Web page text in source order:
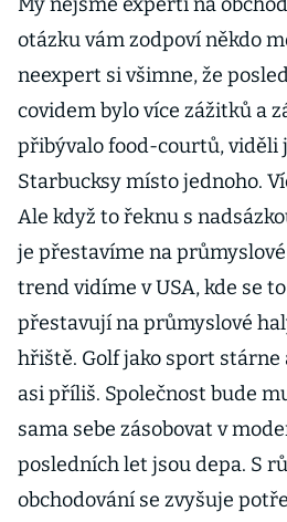
otázku vám zodpoví někdo
neexpert si všimne, že
covidem bylo více zážitků a
přibývalo food-courtů, viděli
Starbucksy místo jednoho.
Ale když to řeknu s
je přestavíme na
trend vidíme v USA, kde se
přestavují na průmyslové
hřiště. Golf jako sport
asi příliš. Společnost bude
sama sebe zásobovat v
posledních let jsou depa. S
obchodování se zvyšuje